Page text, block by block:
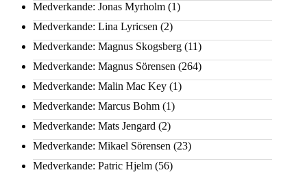
Medverkande: Jonas Myrholm (1)
Medverkande: Lina Lyricsen (2)
Medverkande: Magnus Skogsberg (11)
Medverkande: Magnus Sörensen (264)
Medverkande: Malin Mac Key (1)
Medverkande: Marcus Bohm (1)
Medverkande: Mats Jengard (2)
Medverkande: Mikael Sörensen (23)
Medverkande: Patric Hjelm (56)